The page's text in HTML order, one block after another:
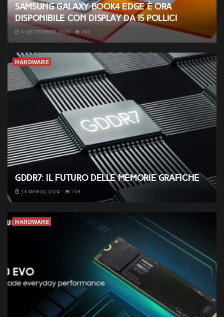
Samsung Galaxy Book4 Edge è ora
disponibile con display da 15 pollici
4 SETTEMBRE 2024 781
HARDWARE
GDDR7: il futuro delle memorie grafiche
13 MARZO 2024 758
HARDWARE